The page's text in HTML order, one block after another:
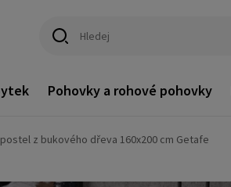
Pohovky a rohové pohovky
z bukového dřeva 160x200 cm Getafe